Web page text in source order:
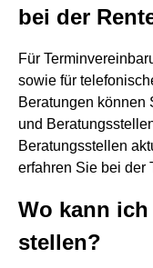
bei der
Für
sowie für
Beratungen können
und
Beratungsstellen
erfahren Sie bei der
Wo kann
stellen?